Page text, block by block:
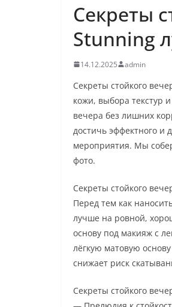
Секреты
Stunning
14.12.2025 admin
Секреты стойкого
кожи, выбора текстур
вечера без лишних
достичь эффектного и
мероприятия. Мы
фото.
Секреты стойкого
Перед тем как
лучше на ровной,
основу под макияж с
лёгкую матовую
снижает риск
Секреты стойкого